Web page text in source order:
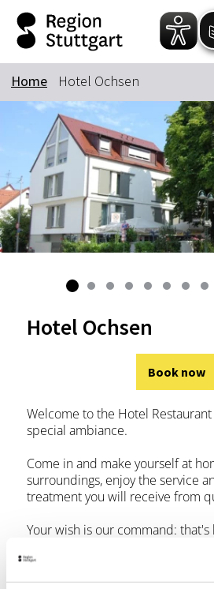
Zum
Zur
Zur
Zum
Keyword
Home Hotel Ochsen
Hotel Ochsen
Book now
Welcome to the Hotel
special ambiance.
Come in and make yourself at
surroundings, enjoy the service
treatment you will receive from
Your wish is our command:
At the Ochsen, you are our
only way we can accomplish our